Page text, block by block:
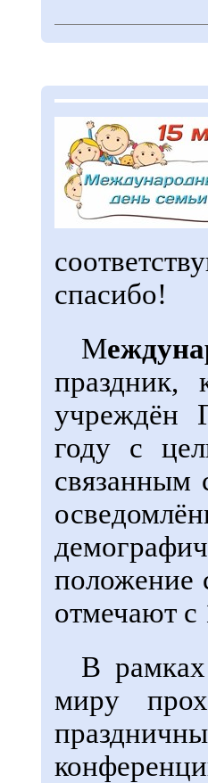
спасибо!
М
праздник,
учреждён
году с
связанным
положение
отмечают с
В
миру